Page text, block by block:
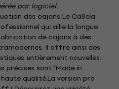
par logiciel:
des cajons Le CaSela
qui allie la longue
de cajons à des
Il offre ainsi des
entièrement nouvelles.
précises sont "Made in
qualité.La version pro